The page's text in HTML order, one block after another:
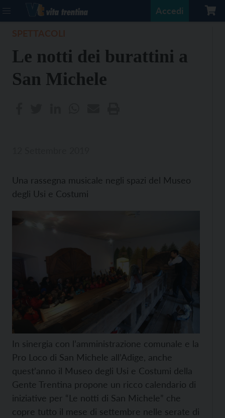
Accedi
Le notti dei burattini a
San Michele
Una rassegna musicale negli spazi del Museo
degli Usi e Costumi
In sinergia con l’amministrazione comunale e la
Pro Loco di San Michele all’Adige, anche
quest’anno il Museo degli Usi e Costumi della
Gente Trentina propone un ricco calendario di
iniziative per “Le notti di San Michele” che
copre tutto il mese di settembre nelle serate di